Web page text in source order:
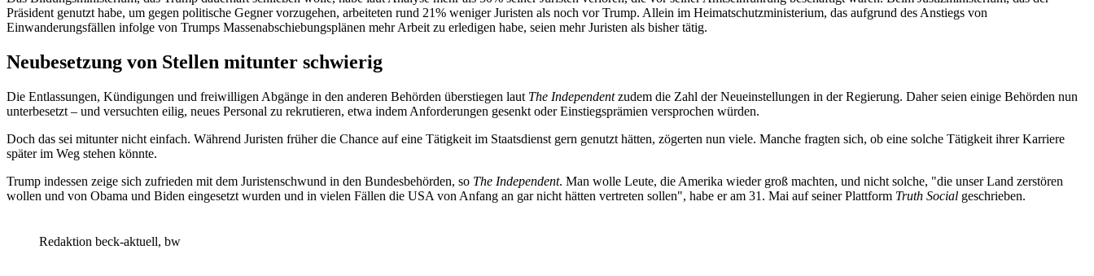
Präsident genutzt habe, um gegen politische Gegner vorzugehen, arbeiteten rund 21% weniger Juristen als noch vor Trump. Allein im Heimatschutzministerium, das aufgrund des Anstiegs von
Einwanderungsfällen infolge von Trumps Massenabschiebungsplänen mehr Arbeit zu erledigen habe, seien mehr Juristen als bisher tätig.
Neubesetzung von Stellen mitunter schwierig
Die Entlassungen, Kündigungen und freiwilligen Abgänge in den anderen Behörden überstiegen laut The Independentzudem die Zahl der Neueinstellungen in der Regierung. Daher seien einige Behörden nun
unterbesetzt – und versuchten eilig, neues Personal zu rekrutieren, etwa indem Anforderungen gesenkt oder Einstiegsprämien versprochen würden.
Doch das sei mitunter nicht einfach. Während Juristen früher die Chance auf eine Tätigkeit im Staatsdienst gern genutzt hätten, zögerten nun viele. Manche fragten sich, ob eine solche Tätigkeit ihrer Karriere
später im Weg stehen könnte.
Trump indessen zeige sich zufrieden mit dem Juristenschwund in den Bundesbehörden, so The Independent. Man wolle Leute, die Amerika wieder groß machten, und nicht solche, "die unser Land zerstören
wollen und von Obama und Biden eingesetzt wurden und in vielen Fällen die USA von Anfang an gar nicht hätten vertreten sollen", habe er am 31. Mai auf seiner Plattform Truth Social geschrieben.
Redaktion beck-aktuell, bw